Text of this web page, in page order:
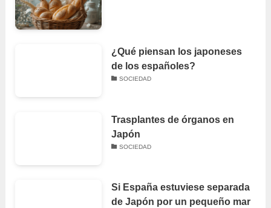
¿Qué piensan los japoneses
de los españoles?
SOCIEDAD
Trasplantes de órganos en
Japón
SOCIEDAD
Si España estuviese separada
de Japón por un pequeño mar